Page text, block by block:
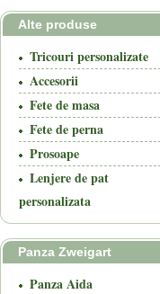
Alte produse
Tricouri personalizate
Accesorii
Fete de masa
Fete de perna
Prosoape
Lenjere de pat
personalizata
Panza Zweigart
Panza Aida